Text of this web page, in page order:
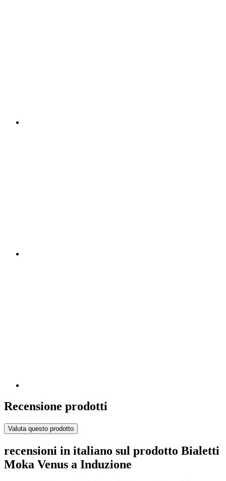
Recensione prodotti
Valuta questo prodotto
recensioni in italiano sul prodotto Bialetti
Moka Venus a Induzione